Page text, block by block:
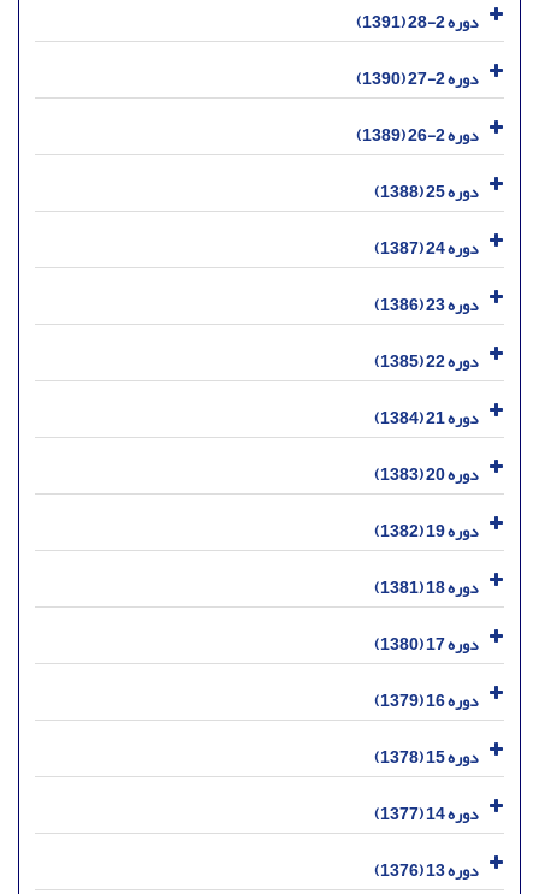
دوره 2-28 (1391)
دوره 2-27 (1390)
دوره 2-26 (1389)
دوره 25 (1388)
دوره 24 (1387)
دوره 23 (1386)
دوره 22 (1385)
دوره 21 (1384)
دوره 20 (1383)
دوره 19 (1382)
دوره 18 (1381)
دوره 17 (1380)
دوره 16 (1379)
دوره 15 (1378)
دوره 14 (1377)
دوره 13 (1376)